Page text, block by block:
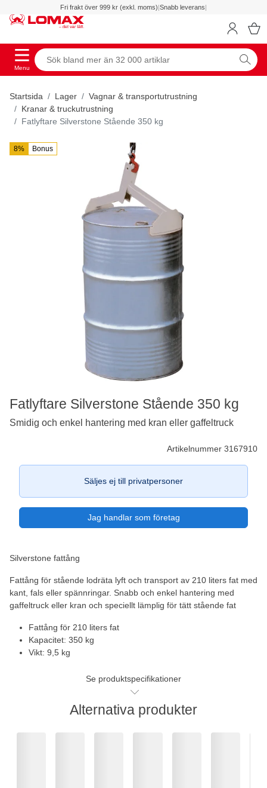
Fri frakt över 999 kr (exkl. moms)|Snabb leverans|
Menu
Startsida Lager
Vagnar & transportutrustning
Kranar & truckutrustning
Fatlyftare Silverstone Stående 350 kg
8% Bonus
Silverstone fattång
Fattång för stående lodräta lyft och transport av 210 liters fat med
kant, fals eller spännringar. Snabb och enkel hantering med
gaffeltruck eller kran och speciellt lämplig för tätt stående fat
Fattång för 210 liters fat
Kapacitet: 350 kg
Vikt: 9,5 kg
Se produktspecifikationer
Artikelnummer 3167910
Säljes ej till privatpersoner
Jag handlar som företag
Fatlyftare Silverstone Stående 350 kg
Smidig och enkel hantering med kran eller gaffeltruck
Alternativa produkter